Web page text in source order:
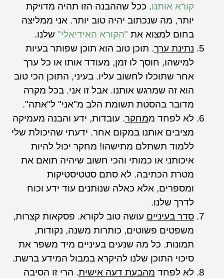
קורא אותנו. ככל שההבנה הזו תהיה מדויקת
יותר, מה שנכתוב יהיה טוב יותר. אני ממליצה
בחום למצוא את "הקורא האידיאלי" שלנו.
נתינת ערך. תוכן טוב הוא תוכן שפותר בעיות
למישהו, חוסך לו זמן, מעודד אותו או כל ערך
אחר שתוכלו לחשוב עליו. בעיני, התוכן הכי טוב
הוא זה שמרגש אותנו. אבל זו אני. בכל מקרה
מדובר בהסטת תשומת הלב מ"אני" ל"אתה".
לא לפחד ממחקר. עובדות, ידע והבנה מעמיקה
מציבים אותנו במקום אחר. ידעתי שהיכולת שלי
ללמוד תשתלם מתישהו! מחקר יכול להיות
איכותני או כמותי והכי חשוב שיהיה תואם את
מטרת הכתיבה. לא סתם סטטיסטיקות
ומספרים, אלא כאלה שנותנים עוד ידע וכוח
לדרך שלנו.
סדר בעיניים עושה טוב לקורא. פסקאות קצרות,
משפטים פשוטים, כותרות משנה, נקודות,
תמונות. כל מה שנעים בעיניים מיד משפר את
סיכוי התוכן שלנו להיקרא במבול המידע ברשת.
לא לפחד מהבעת דעה אישית. הרי זו הסיבה